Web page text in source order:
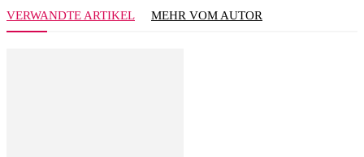
VERWANDTE ARTIKEL MEHR VOM AUTOR